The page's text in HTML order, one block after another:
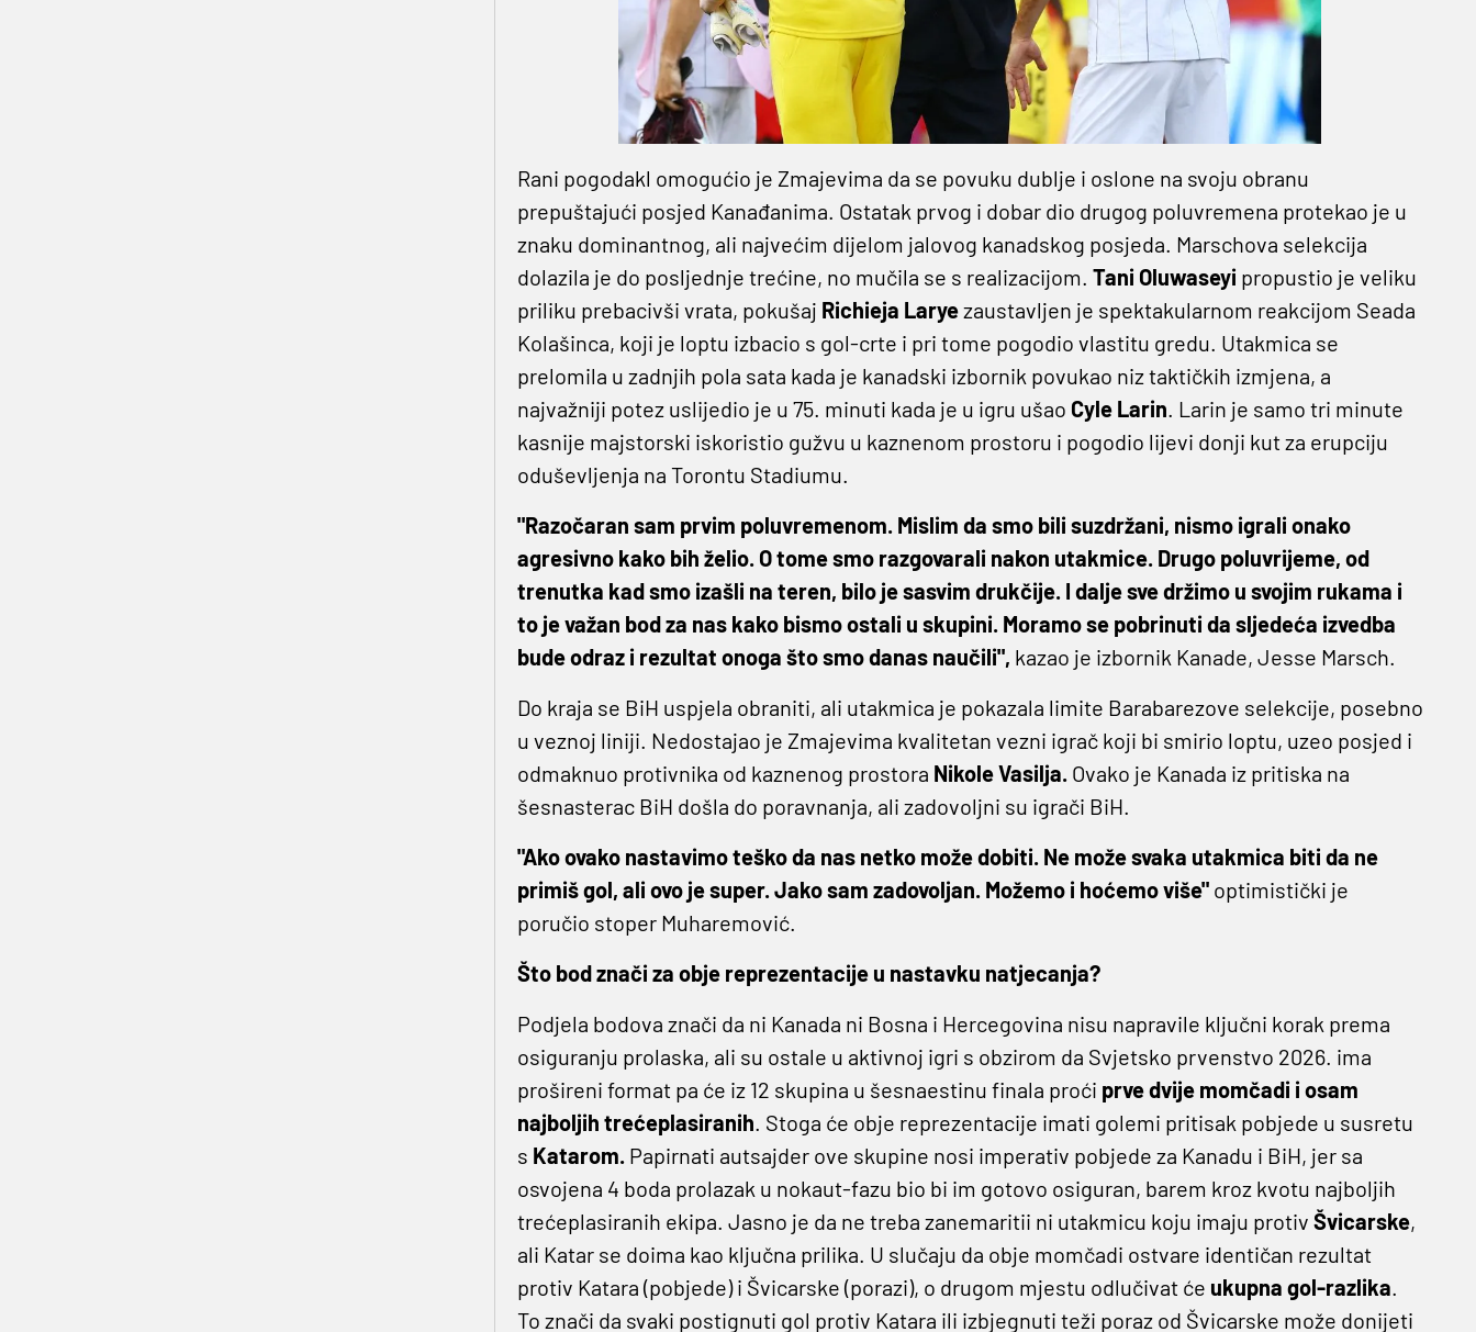
Rani pogodakl omogućio je Zmajevima da se povuku dublje i oslone na svoju obranu
prepuštajući posjed Kanađanima. Ostatak prvog i dobar dio drugog poluvremena protekao je u
znaku dominantnog, ali najvećim dijelom jalovog kanadskog posjeda. Marschova selekcija
dolazila je do posljednje trećine, no mučila se s realizacijom. Tani Oluwaseyi propustio je veliku
priliku prebacivši vrata, pokušaj Richieja Laryezaustavljen je spektakularnom reakcijom Seada
Kolašinca, koji je loptu izbacio s gol-crte i pri tome pogodio vlastitu gredu. Utakmica se
prelomila u zadnjih pola sata kada je kanadski izbornik povukao niz taktičkih izmjena, a
najvažniji potez uslijedio je u 75. minuti kada je u igru ušao Cyle Larin. Larin je samo tri minute
kasnije majstorski iskoristio gužvu u kaznenom prostoru i pogodio lijevi donji kut za erupciju
oduševljenja na Torontu Stadiumu.
"Razočaran sam prvim poluvremenom. Mislim da smo bili suzdržani, nismo igrali onako
agresivno kako bih želio. O tome smo razgovarali nakon utakmice. Drugo poluvrijeme, od
trenutka kad smo izašli na teren, bilo je sasvim drukčije. I dalje sve držimo u svojim rukama i
to je važan bod za nas kako bismo ostali u skupini. Moramo se pobrinuti da sljedeća izvedba
bude odraz i rezultat onoga što smo danas naučili", kazao je izbornik Kanade, Jesse Marsch.
Do kraja se BiH uspjela obraniti, ali utakmica je pokazala limite Barabarezove selekcije, posebno
u veznoj liniji. Nedostajao je Zmajevima kvalitetan vezni igrač koji bi smirio loptu, uzeo posjed i
odmaknuo protivnika od kaznenog prostora Nikole Vasilja.Ovako je Kanada iz pritiska na
šesnasterac BiH došla do poravnanja, ali zadovoljni su igrači BiH.
"Ako ovako nastavimo teško da nas netko može dobiti. Ne može svaka utakmica biti da ne
primiš gol, ali ovo je super. Jako sam zadovoljan. Možemo i hoćemo više"optimistički je
poručio stoper Muharemović.
Što bod znači za obje reprezentacije u nastavku natjecanja?
Podjela bodova znači da ni Kanada ni Bosna i Hercegovina nisu napravile ključni korak prema
osiguranju prolaska, ali su ostale u aktivnoj igri s obzirom da Svjetsko prvenstvo 2026. ima
prošireni format pa će iz 12 skupina u šesnaestinu finala proći prve dvije momčadi i osam
najboljih trećeplasiranih. Stoga će obje reprezentacije imati golemi pritisak pobjede u susretu
s Katarom. Papirnati autsajder ove skupine nosi imperativ pobjede za Kanadu i BiH, jer sa
osvojena 4 boda prolazak u nokaut-fazu bio bi im gotovo osiguran, barem kroz kvotu najboljih
trećeplasiranih ekipa. Jasno je da ne treba zanemaritii ni utakmicu koju imaju protiv Švicarske,
ali Katar se doima kao ključna prilika. U slučaju da obje momčadi ostvare identičan rezultat
protiv Katara (pobjede) i Švicarske (porazi), o drugom mjestu odlučivat će ukupna gol-razlika.
To znači da svaki postignuti gol protiv Katara ili izbjegnuti teži poraz od Švicarske može donijeti